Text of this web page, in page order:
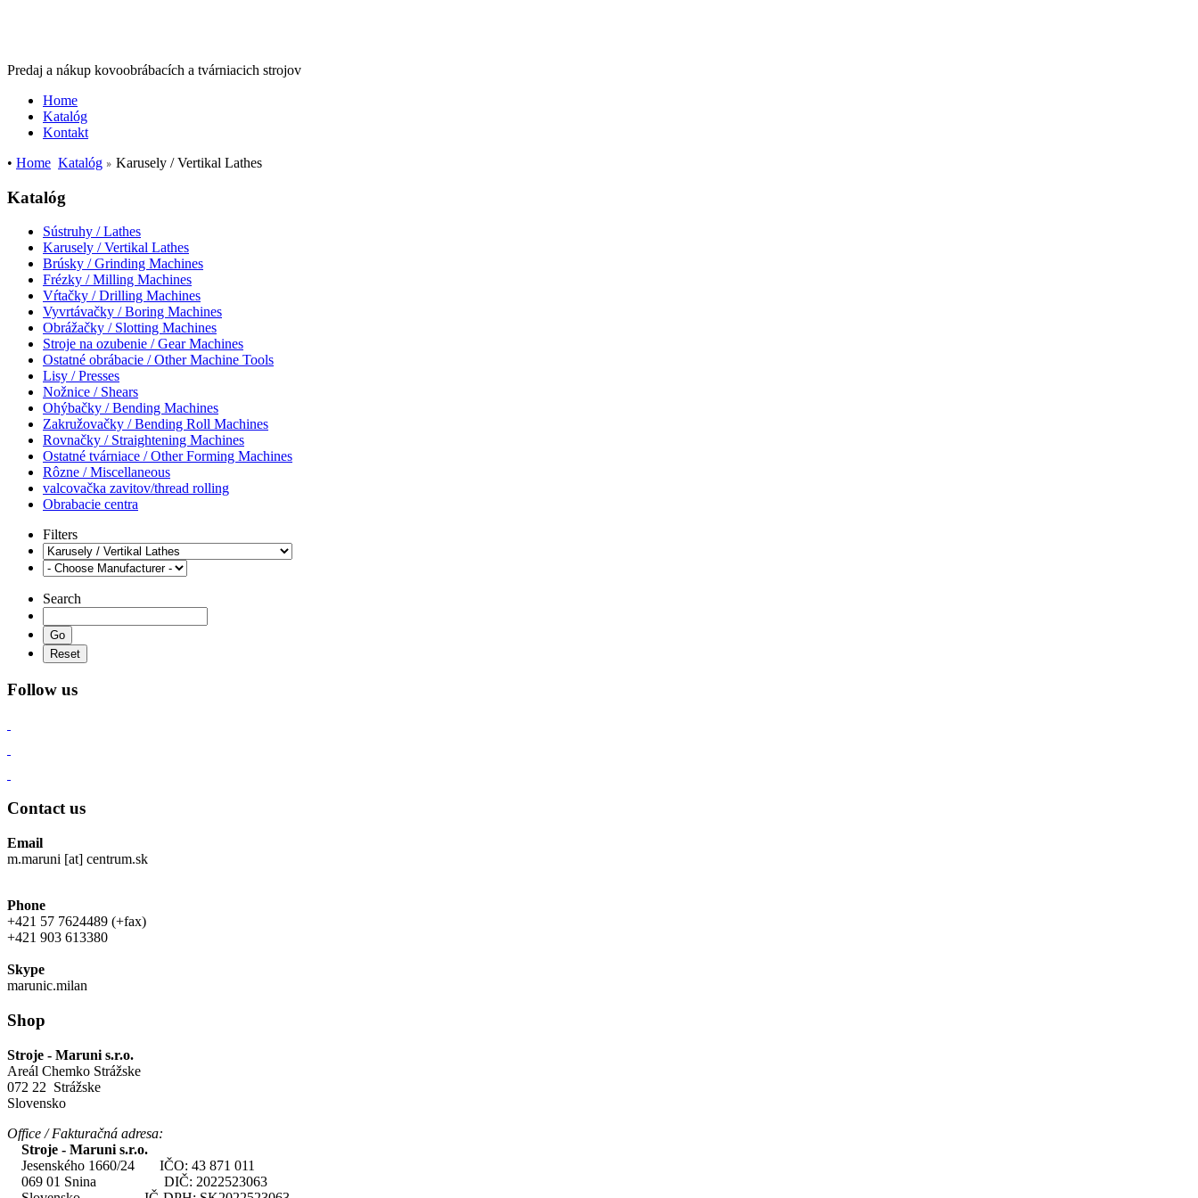
Predaj a nákup kovoobrábacích a tvárniacich strojov
Home
Katalóg
Kontakt
• Home Katalóg Karusely / Vertikal Lathes
Katalóg
Sústruhy / Lathes
Karusely / Vertikal Lathes
Brúsky / Grinding Machines
Frézky / Milling Machines
Vŕtačky / Drilling Machines
Vyvrtávačky / Boring Machines
Obrážačky / Slotting Machines
Stroje na ozubenie / Gear Machines
Ostatné obrábacie / Other Machine Tools
Lisy / Presses
Nožnice / Shears
Ohýbačky / Bending Machines
Zakružovačky / Bending Roll Machines
Rovnačky / Straightening Machines
Ostatné tvárniace / Other Forming Machines
Rôzne / Miscellaneous
valcovačka zavitov/thread rolling
Obrabacie centra
Filters
Search
Follow us
Contact us
Email
m.maruni [at] centrum.sk
Phone
+421 57 7624489 (+fax)
+421 903 613380
Skype
marunic.milan
Shop
Stroje - Maruni s.r.o.
Areál Chemko Strážske
072 22 Strážske
Slovensko
Office / Fakturačná adresa:
Stroje - Maruni s.r.o.
Jesenského 1660/24 IČO: 43 871 011
069 01 Snina DIČ: 2022523063